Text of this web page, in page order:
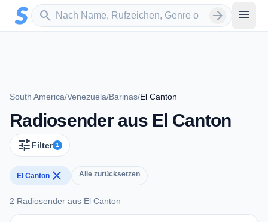
Zum Hauptinhalt springen
search
Sender suchen arrow_forward menu
South America/Venezuela/Barinas/El Canton
Radiosender aus El Canton
tune Filter 1
El Canton close Alle zurücksetzen
2 Radiosender aus El Canton
2 Radiosender aus El Canton